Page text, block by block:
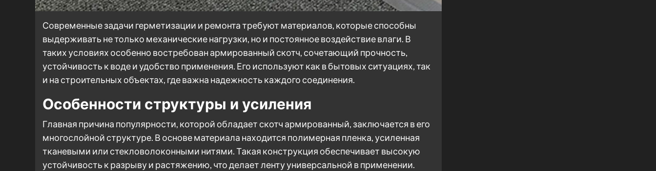
Современные задачи герметизации и ремонта требуют материалов, которые способны
выдерживать не только механические нагрузки, но и постоянное воздействие влаги. В
таких условиях особенно востребован армированный скотч, сочетающий прочность,
устойчивость к воде и удобство применения. Его используют как в бытовых ситуациях, так
и на строительных объектах, где важна надежность каждого соединения.
Особенности структуры и усиления
Главная причина популярности, которой обладает скотч армированный, заключается в его
многослойной структуре. В основе материала находится полимерная пленка, усиленная
тканевыми или стекловолоконными нитями. Такая конструкция обеспечивает высокую
устойчивость к разрыву и растяжению, что делает ленту универсальной в применении.